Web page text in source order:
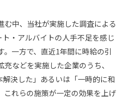
中、当社が実施した調査による
ト・アルバイトの人手不足を感じ
一方で、直近1年間に時給の引
などを実施した企業のうち、
決した」あるいは「一時的に和
これらの施策が一定の効果を上げ